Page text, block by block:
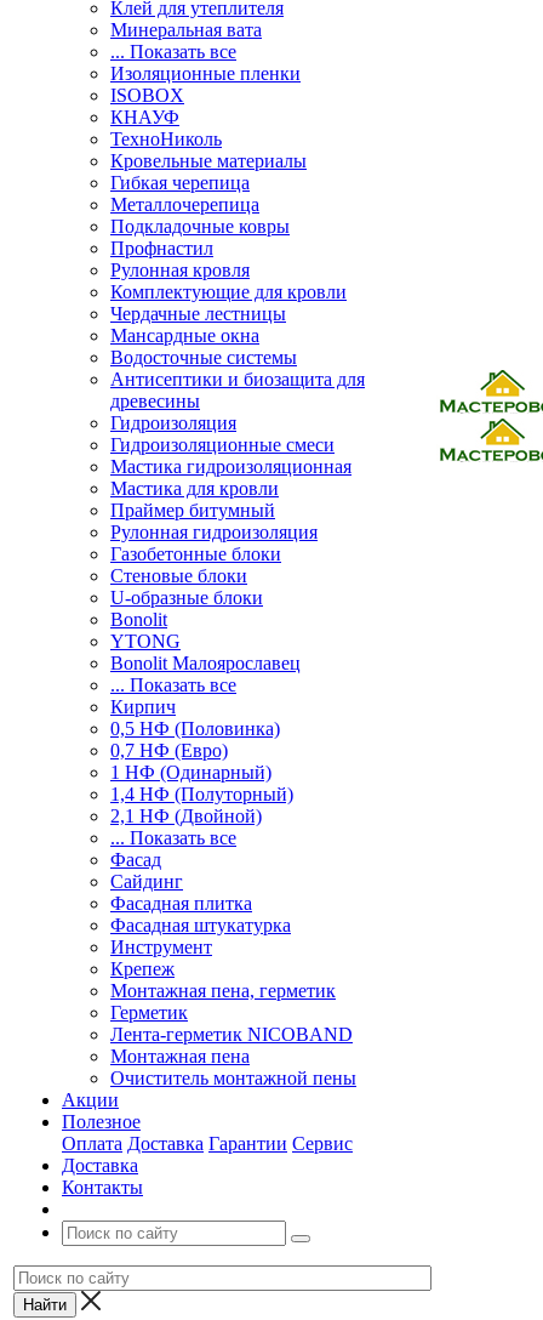
Клей для утеплителя
Минеральная вата
... Показать все
Изоляционные пленки
ISOBOX
КНАУФ
ТехноНиколь
Кровельные материалы
Гибкая черепица
Металлочерепица
Подкладочные ковры
Профнастил
Рулонная кровля
Комплектующие для кровли
Чердачные лестницы
Мансардные окна
Водосточные системы
Антисептики и биозащита для
древесины
Гидроизоляция
Гидроизоляционные смеси
Мастика гидроизоляционная
Мастика для кровли
Праймер битумный
Рулонная гидроизоляция
Газобетонные блоки
Стеновые блоки
U-образные блоки
Bonolit
YTONG
Bonolit Малоярославец
... Показать все
Кирпич
0,5 НФ (Половинка)
0,7 НФ (Евро)
1 НФ (Одинарный)
1,4 НФ (Полуторный)
2,1 НФ (Двойной)
... Показать все
Фасад
Сайдинг
Фасадная плитка
Фасадная штукатурка
Инструмент
Крепеж
Монтажная пена, герметик
Герметик
Лента-герметик NICOBAND
Монтажная пена
Очиститель монтажной пены
Акции
Полезное
Оплата Доставка Гарантии Сервис
Доставка
Контакты